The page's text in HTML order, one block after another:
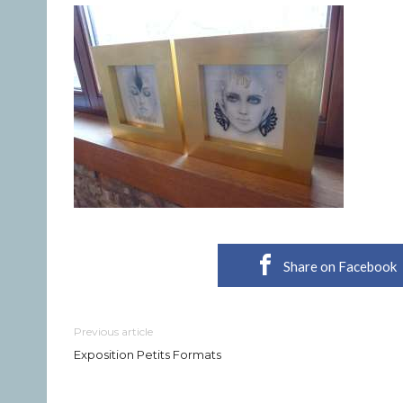
Share on Facebook
Previous article
Exposition Petits Formats